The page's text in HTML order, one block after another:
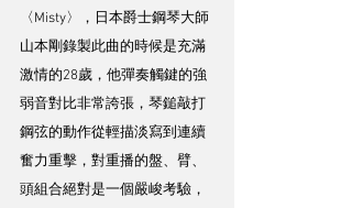
〈Misty〉，日本爵士鋼琴大師
山本剛錄製此曲的時候是充滿
激情的28歲，他彈奏觸鍵的強
弱音對比非常誇張，琴鎚敲打
鋼弦的動作從輕描淡寫到連續
奮力重擊，對重播的盤、臂、
頭組合絕對是一個嚴峻考驗，